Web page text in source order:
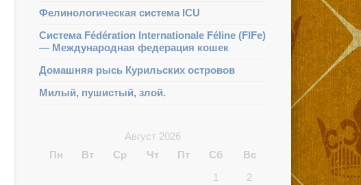
Фелинологическая система ICU
Система Fédération Internationale Féline (FIFe)
— Международная федерация кошек
Домашняя рысь Курильских островов
Милый, пушистый, злой.
Август 2026
Пн
Вт Ср Чт Пт Сб Вс
1
2